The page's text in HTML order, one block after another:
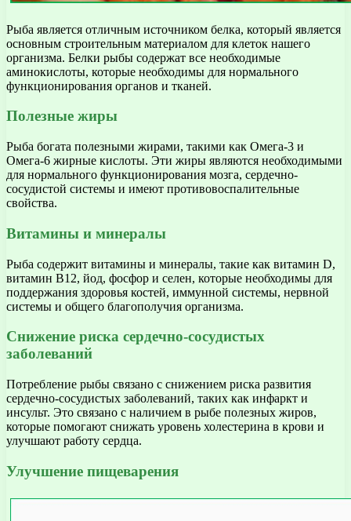
Рыба является отличным источником белка, который является
основным строительным материалом для клеток нашего
организма. Белки рыбы содержат все необходимые
аминокислоты, которые необходимы для нормального
функционирования органов и тканей.
Полезные жиры
Рыба богата полезными жирами, такими как Омега-3 и
Омега-6 жирные кислоты. Эти жиры являются необходимыми
для нормального функционирования мозга, сердечно-
сосудистой системы и имеют противовоспалительные
свойства.
Витамины и минералы
Рыба содержит витамины и минералы, такие как витамин D,
витамин В12, йод, фосфор и селен, которые необходимы для
поддержания здоровья костей, иммунной системы, нервной
системы и общего благополучия организма.
Снижение риска сердечно-сосудистых
заболеваний
Потребление рыбы связано с снижением риска развития
сердечно-сосудистых заболеваний, таких как инфаркт и
инсульт. Это связано с наличием в рыбе полезных жиров,
которые помогают снижать уровень холестерина в крови и
улучшают работу сердца.
Улучшение пищеварения